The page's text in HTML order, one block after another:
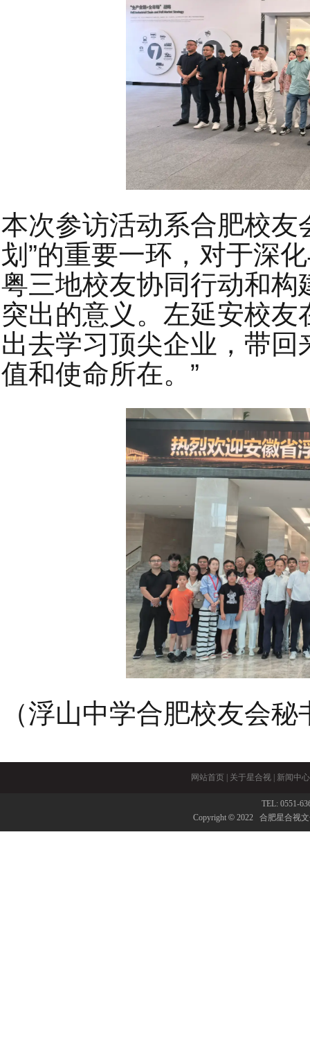
本次参访活动系合肥校友
划”的重要一环，对于深
粤三地校友协同行动和
突出的意义。左延安校友
出去学习顶尖企业，带
值和使命所在。”
（浮山中学合肥校友会
网站首页 | 关于星合视 | 新闻中心
TEL: 0551-
Copyright © 2022 合肥星合视